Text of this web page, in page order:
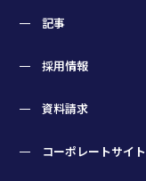
記事
採用情報
資料請求
コーポレートサイト